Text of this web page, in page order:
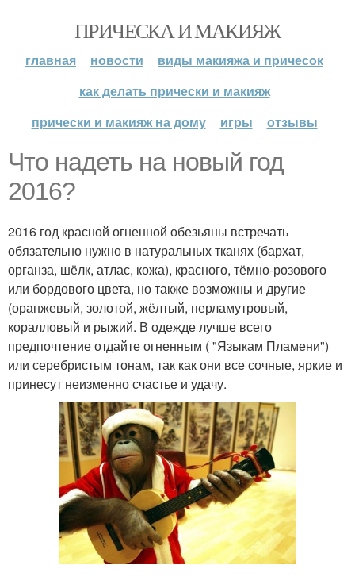
ПРИЧЕСКА И МАКИЯЖ
главная новости
виды макияжа и причесок
как делать прически и макияж
прически и макияж на дому
игры отзывы
Что надеть на новый год
2016?
2016 год красной огненной обезьяны встречать
обязательно нужно в натуральных тканях (бархат,
органза, шёлк, атлас, кожа), красного, тёмно-розового
или бордового цвета, но также возможны и другие
(оранжевый, золотой, жёлтый, перламутровый,
коралловый и рыжий. В одежде лучше всего
предпочтение отдайте огненным ( "Языкам Пламени")
или серебристым тонам, так как они все сочные, яркие и
принесут неизменно счастье и удачу.